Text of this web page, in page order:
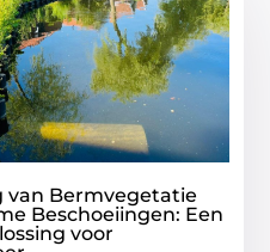
van Bermvegetatie
Beschoeiingen: Een
voor